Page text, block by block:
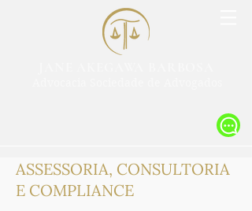
ASSESSORIA, CONSULTORIA
E COMPLIANCE